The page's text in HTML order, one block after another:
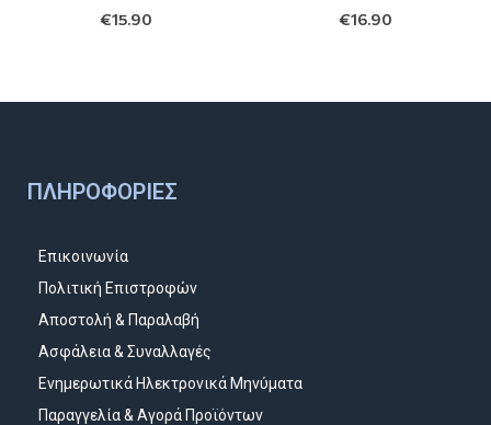
€15.90 €16.90
ΠΛΗΡΟΦΟΡΊΕΣ
Επικοινωνία
Πολιτική Επιστροφών
Αποστολή & Παραλαβή
Ασφάλεια & Συναλλαγές
Ενημερωτικά Ηλεκτρονικά Μηνύματα
Παραγγελία & Αγορά Προϊόντων